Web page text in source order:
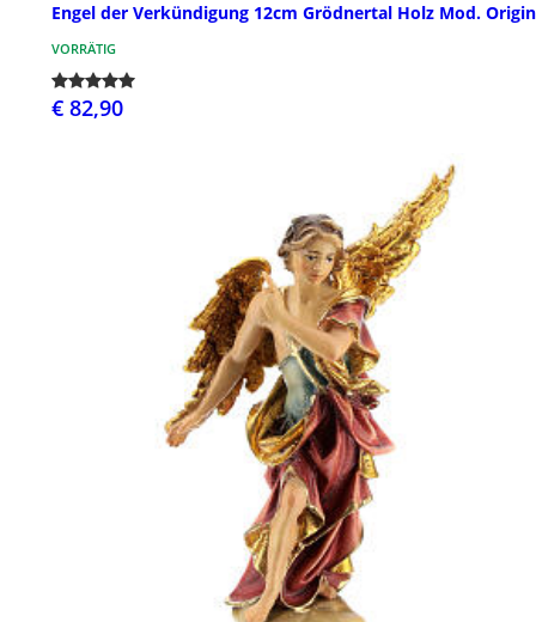
Engel der Verkündigung 12cm Grödnertal Holz Mod.
VORRÄTIG
€ 82,90